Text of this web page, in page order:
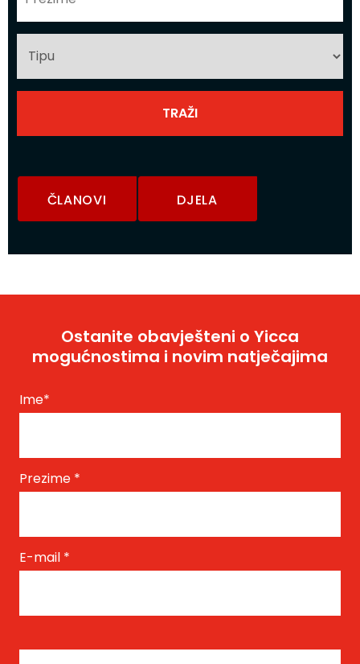
ČLANOVI DJELA
Ostanite obavješteni o Yicca
mogućnostima i novim natječajima
Ime*
Prezime *
E-mail *